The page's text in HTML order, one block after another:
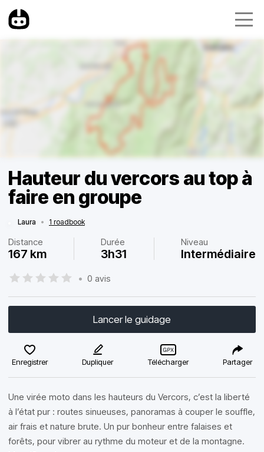
Hauteur du vercors au top à
faire en groupe
Laura • 1 roadbook
Distance
167 km
Durée
3h31
Niveau
Intermédiaire
• 0 avis
Lancer le guidage
Enregistrer Dupliquer Télécharger Partager
Une virée moto dans les hauteurs du Vercors, c’est la liberté
à l’état pur : routes sinueuses, panoramas à couper le souffle,
air frais et nature brute. Un pur bonheur entre falaises et
forêts, pour vibrer au rythme du moteur et de la montagne.